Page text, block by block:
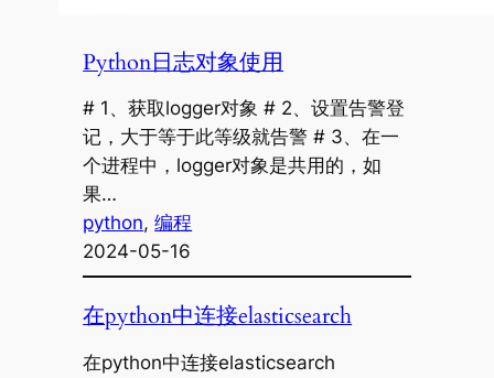
Python日志对象使用
# 1、获取logger对象 # 2、设置告警登
记，大于等于此等级就告警 # 3、在一
个进程中，logger对象是共用的，如
果…
python, 编程
2024-05-16
在python中连接elasticsearch
在python中连接elasticsearch